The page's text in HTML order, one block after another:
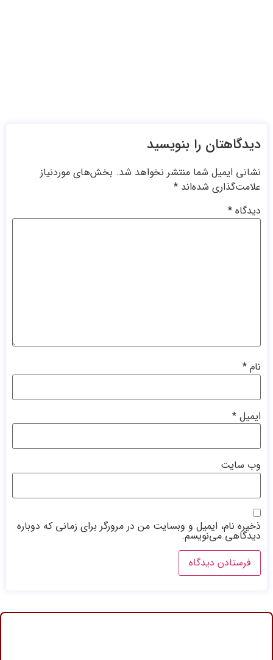
دیدگاهتان را بنویسید
نشانی ایمیل شما منتشر نخواهد شد. بخش‌های موردنیاز
علامت‌گذاری شده‌اند *
دیدگاه *
نام *
ایمیل *
وب‌ سایت
ذخیره نام، ایمیل و وبسایت من در مرورگر برای زمانی که دوباره
دیدگاهی می‌نویسم.